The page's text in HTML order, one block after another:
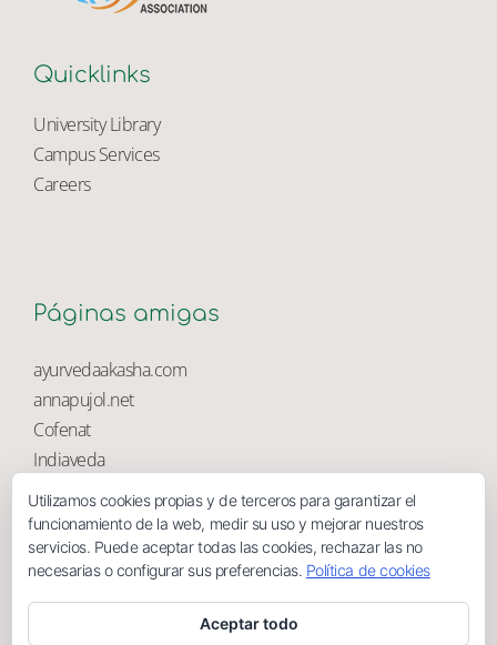
Quicklinks
University Library
Páginas amigas
ayurvedaakasha.com
annapujol.net
Indiaveda
Magnolia
Utilizamos cookies propias y de terceros para garantizar el
funcionamiento de la web, medir su uso y mejorar nuestros
servicios. Puede aceptar todas las cookies, rechazar las no
necesarias o configurar sus preferencias. Política de cookies
Aceptar todo